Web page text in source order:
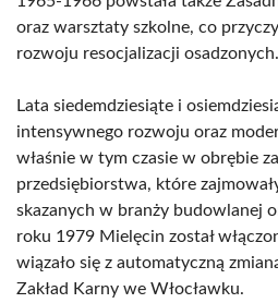
oraz warsztaty szkolne, co
rozwoju resocjalizacji osadzonych.
Lata siedemdziesiąte i
intensywnego rozwoju oraz
właśnie w tym czasie w obrębie
przedsiębiorstwa, które
skazanych w branży budowlanej
roku 1979 Mielęcin został
wiązało się z automatyczną
Zakład Karny we Włocławku.